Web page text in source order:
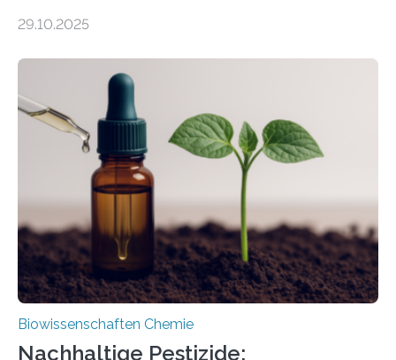
Forschende die bisher älteste bekannte Stechmücken-
Region Kachin in Myanmar und hat sich in
ausgezeichnetem Zustand erhalten. Es konnte als neue
Art einer neuen Gattung beschrieben werden und trägt
nun den Namen Cretosabethes primaevus. Dieser erste
fossile Nachweis einer Stechmückenlarve in Bernstein
stellt gleichzeitig den ersten Fossilfund einer
Mückenlarve aus dem Mesozoikum dar, denn…
29.10.2025
Biowissenschaften Chemie
Nachhaltige Pestizide: